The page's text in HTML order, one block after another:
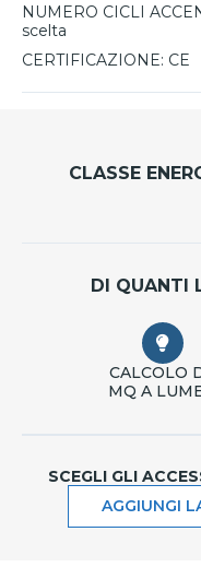
NUMERO CICLI
scelta
CERTIFICAZIONE: CE
CLASSE
DI QUANTI
CALCOLO
MQ A
SCEGLI GLI
AGGIUNGI